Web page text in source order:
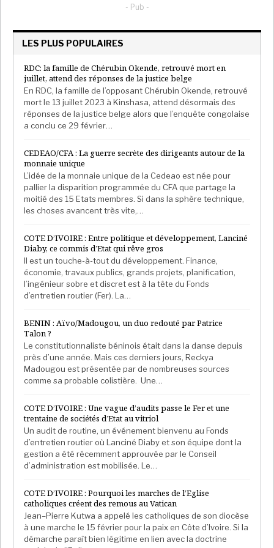
financement d’environ 150 milliards de nairas
(environ 93,4 millions d’euros) pour le réseau de Kano,
milliards de nairas (environ 62,3 millions d’euros).
Dans le même temps, la construction du corridor
ferroviaire reliant le pays au Niger avance. Selon les
autorités, 60 % des travaux ont déjà été réalisés sur
relieront Kano à Maradi en passant par Jigawa et
Katsina, afin de faciliter les échanges
transfrontaliers, avec une mise en service prévue
pour décembre 2027.
- Pub -
LES PLUS POPULAIRES
RDC: la famille de Chérubin Okende, retrouvé mort en
juillet, attend des réponses de la justice belge
En RDC, la famille de l’opposant Chérubin Okende, retrouvé
mort le 13 juillet 2023 à Kinshasa, attend désormais des
réponses de la justice belge alors que l’enquête congolaise
a conclu ce 29 février…
CEDEAO/CFA : La guerre secrète des dirigeants autour de la
monnaie unique
L’idée de la monnaie unique de la Cedeao est née pour
pallier la disparition programmée du CFA que partage la
moitié des 15 Etats membres. Si dans la sphère technique,
les choses avancent très vite,…
COTE D’IVOIRE : Entre politique et développement, Lanciné
Diaby, ce commis d’Etat qui rêve gros
Il est un touche-à-tout du développement. Finance,
économie, travaux publics, grands projets, planification,
l’ingénieur sobre et discret est à la tête du Fonds
d’entretien routier (Fer). La…
BENIN : Aïvo/Madougou, un duo redouté par Patrice
Talon ?
Le constitutionnaliste béninois était dans la danse depuis
près d’une année. Mais ces derniers jours, Reckya
Madougou est présentée par de nombreuses sources
comme sa probable colistière. Une…
COTE D’IVOIRE : Une vague d’audits passe le Fer et une
trentaine de sociétés d’Etat au vitriol
Un audit de routine, un événement bienvenu au Fonds
d’entretien routier où Lanciné Diaby et son équipe dont la
gestion a été récemment approuvée par le Conseil
d’administration est mobilisée. Le…
COTE D’IVOIRE : Pourquoi les marches de l’Eglise
catholiques créent des remous au Vatican
Jean–Pierre Kutwa a appelé les catholiques de son diocèse
à une marche le 15 février pour la paix en Côte d’Ivoire. Si la
démarche paraît bien légitime en lien avec la doctrine